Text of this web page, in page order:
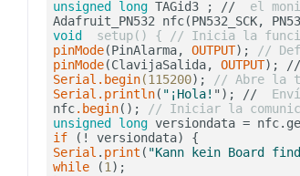
unsigned
long TAGid3 ; //
el
Adafruit_PN532 nfc(PN532_SCK,
void
setup() { // Inicia la
pinMode(PinAlarma, OUTPUT);
//
pinMode(ClavijaSalida, OUTPUT); //
Serial .begin(115200);
// Abre la
Serial .println( "¡Hola! "); //
nfc.begin();
// Iniciar la
unsigned
long versiondata =
if (!
Serial . print ( "Kann kein Board
while (1